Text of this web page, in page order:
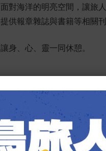
面對海洋的明亮空間，讓旅
提供報章雜誌與書籍等相關
讓身、心、靈一同休憩。